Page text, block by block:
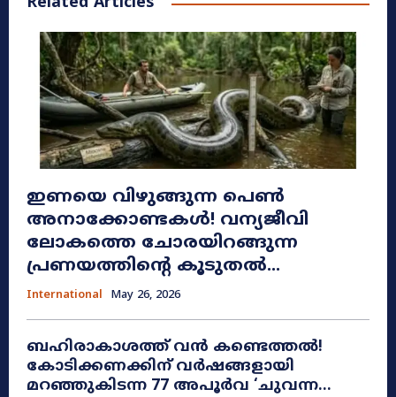
ഇണയെ വിഴുങ്ങുന്ന പെൺ
അനാക്കോണ്ടകൾ! വന്യജീവി
ലോകത്തെ ചോരയിറങ്ങുന്ന
പ്രണയത്തിന്റെ കൂടുതൽ...
International May 26, 2026
ബഹിരാകാശത്ത് വൻ കണ്ടെത്തൽ!
കോടിക്കണക്കിന് വർഷങ്ങളായി
മറഞ്ഞുകിടന്ന 77 അപൂർവ ‘ചുവന്ന...